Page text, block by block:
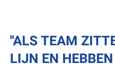
''ALS TEAM
LIJN EN